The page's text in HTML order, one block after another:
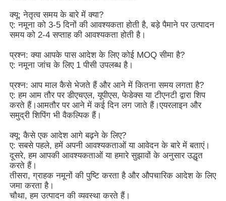
क्यू: नेतृत्व समय के बारे में क्या?
ए: नमूना को 3-5 दिनों की आवश्यकता होती है, बड़े पैमाने पर उत्पादन
समय को 2-4 सप्ताह की आवश्यकता होती है।
प्रश्न: क्या आपके पास आदेश के लिए कोई MOQ सीमा है?
ए: नमूना जांच के लिए 1 पीसी उपलब्ध है।
प्रश्न: आप माल कैसे भेजते हैं और आने में कितना समय लगता है?
ए: हम आम तौर पर डीएचएल, यूपीएस, फेडेक्स या टीएनटी द्वारा शिप
करते हैं।आमतौर पर आने में कई दिन लग जाते हैं।एयरलाइन और
समुद्री शिपिंग भी वैकल्पिक हैं।
क्यू: कैसे एक आदेश आगे बढ़ने के लिए?
ए: सबसे पहले, हमें अपनी आवश्यकताओं या आवेदन के बारे में बताएं।
दूसरे, हम आपकी आवश्यकताओं या हमारे सुझावों के अनुसार उद्धृत
करते हैं।
तीसरा, ग्राहक नमूनों की पुष्टि करता है और औपचारिक आदेश के लिए
जमा करता है।
चौथा, हम उत्पादन की व्यवस्था करते हैं।